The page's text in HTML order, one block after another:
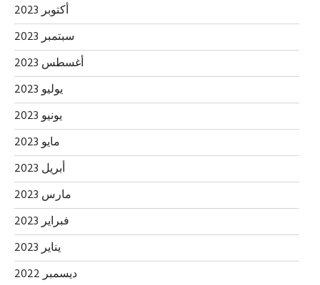
أكتوبر 2023
سبتمبر 2023
أغسطس 2023
يوليو 2023
يونيو 2023
مايو 2023
أبريل 2023
مارس 2023
فبراير 2023
يناير 2023
ديسمبر 2022